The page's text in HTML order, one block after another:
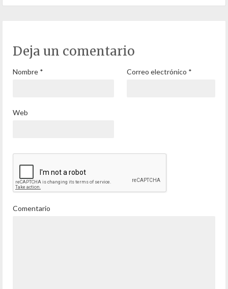
Deja un comentario
Nombre * Correo electrónico *
Web
Comentario